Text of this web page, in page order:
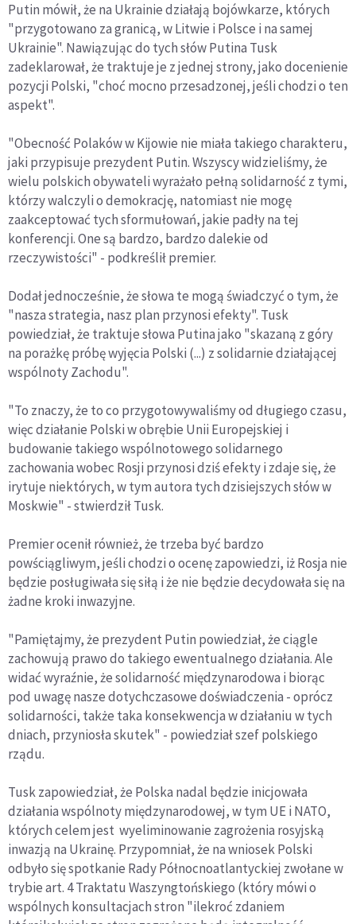
Putin mówił, że na Ukrainie działają bojówkarze, których
"przygotowano za granicą, w Litwie i Polsce i na samej
Ukrainie". Nawiązując do tych słów Putina Tusk
zadeklarował, że traktuje je z jednej strony, jako docenienie
pozycji Polski, "choć mocno przesadzonej, jeśli chodzi o ten
aspekt".
"Obecność Polaków w Kijowie nie miała takiego charakteru,
jaki przypisuje prezydent Putin. Wszyscy widzieliśmy, że
wielu polskich obywateli wyrażało pełną solidarność z tymi,
którzy walczyli o demokrację, natomiast nie mogę
zaakceptować tych sformułowań, jakie padły na tej
konferencji. One są bardzo, bardzo dalekie od
rzeczywistości" - podkreślił premier.
Dodał jednocześnie, że słowa te mogą świadczyć o tym, że
"nasza strategia, nasz plan przynosi efekty". Tusk
powiedział, że traktuje słowa Putina jako "skazaną z góry
na porażkę próbę wyjęcia Polski (...) z solidarnie działającej
wspólnoty Zachodu".
"To znaczy, że to co przygotowywaliśmy od długiego czasu,
więc działanie Polski w obrębie Unii Europejskiej i
budowanie takiego wspólnotowego solidarnego
zachowania wobec Rosji przynosi dziś efekty i zdaje się, że
irytuje niektórych, w tym autora tych dzisiejszych słów w
Moskwie" - stwierdził Tusk.
Premier ocenił również, że trzeba być bardzo
powściągliwym, jeśli chodzi o ocenę zapowiedzi, iż Rosja nie
będzie posługiwała się siłą i że nie będzie decydowała się na
żadne kroki inwazyjne.
"Pamiętajmy, że prezydent Putin powiedział, że ciągle
zachowują prawo do takiego ewentualnego działania. Ale
widać wyraźnie, że solidarność międzynarodowa i biorąc
pod uwagę nasze dotychczasowe doświadczenia - oprócz
solidarności, także taka konsekwencja w działaniu w tych
dniach, przyniosła skutek" - powiedział szef polskiego
rządu.
Tusk zapowiedział, że Polska nadal będzie inicjowała
działania wspólnoty międzynarodowej, w tym UE i NATO,
których celem jest wyeliminowanie zagrożenia rosyjską
inwazją na Ukrainę. Przypomniał, że na wniosek Polski
odbyło się spotkanie Rady Północnoatlantyckiej zwołane w
trybie art. 4 Traktatu Waszyngtońskiego (który mówi o
wspólnych konsultacjach stron "ilekroć zdaniem